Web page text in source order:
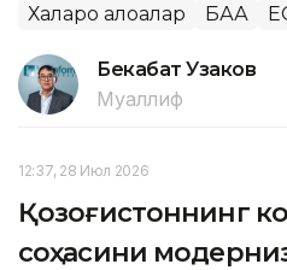
Халқаро алоқалар БАА
Бекабат Узаков
Муаллиф
12:37, 28 Июл 2026
Қозоғистоннинг
соҳасини